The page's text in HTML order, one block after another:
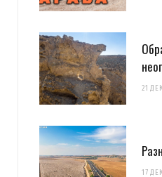
21
17